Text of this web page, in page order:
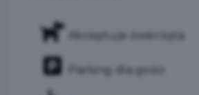
Akceptuje zwierzęta
Parking dla gości